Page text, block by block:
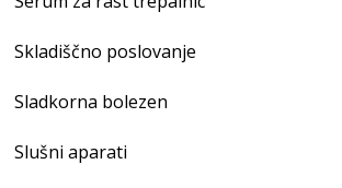
Skladiščno poslovanje
Sladkorna bolezen
Slušni aparati